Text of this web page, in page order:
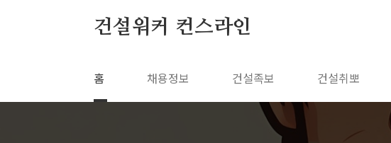
건설워커 컨스라인
홈 채용정보 건설족보 건설취뽀